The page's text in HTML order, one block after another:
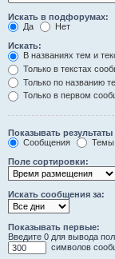
Искать в подфорумах:
Да
Нет
Искать:
В названиях тем и
Только в текстах
Только по названию
Только в первом
Показывать результаты
Сообщения
Темы
Поле сортировки:
Искать сообщения за:
Показывать первые:
Введите 0 для вывода
символов